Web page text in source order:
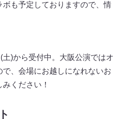
も予定しておりますので、情
)から受付中。大阪公演ではオ
、会場にお越しになれないお
ください！